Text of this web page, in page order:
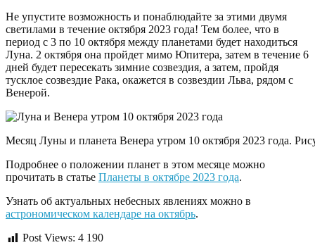
Не упустите возможность и понаблюдайте за этими двумя
светилами в течение октября 2023 года! Тем более, что в
период с 3 по 10 октября между планетами будет находиться
Луна. 2 октября она пройдет мимо Юпитера, затем в течение 6
дней будет пересекать зимние созвездия, а затем, пройдя
тусклое созвездие Рака, окажется в созвездии Льва, рядом с
Венерой.
Месяц Луны и планета Венера утром 10 октября 2023 года.
Подробнее о положении планет в этом месяце можно
прочитать в статье Планеты в октябре 2023 года.
Узнать об актуальных небесных явлениях можно в
астрономическом календаре на октябрь.
Post Views: 4 190